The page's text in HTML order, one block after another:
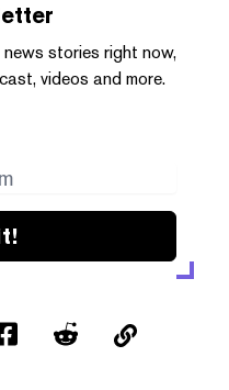
stories right now,
videos and more.